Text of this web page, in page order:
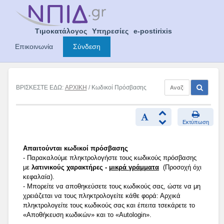
Τιμοκατάλογος Υπηρεσίες
e-postirixis
Επικοινωνία
Σύνδεση
ΒΡΙΣΚΕΣΤΕ ΕΔΩ: ΑΡΧΙΚΗ / Κωδικοί Πρόσβασης
Εκτύπωση
Απαιτούνται κωδικοί πρόσβασης
- Παρακαλούμε πληκτρολογήστε τους κωδικούς πρόσβασης
με λατινικούς χαρακτήρες - μικρά γράμματα (Προσοχή όχι
κεφαλαία).
- Μπορείτε να αποθηκεύσετε τους κωδικούς σας, ώστε να μη
χρειάζεται να τους πληκτρολογείτε κάθε φορά: Αρχικά
πληκτρολογείτε τους κωδικούς σας και έπειτα τσεκάρετε το
«Αποθήκευση κωδικών» και το «Autologin».